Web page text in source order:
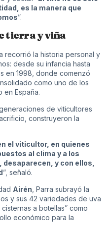
es la manera que
”.
tierra y viña
recorrió la historia personal y
desde su infancia hasta
en 1998, donde comenzó
como uno de los
en España.
de viticultores
construyeron la
el viticultor, en quienes
al clima y a los
y con ellos,
”, señaló.
Airén , Parra subrayó la
y sus 42 variedades de uva
a botellas” como
económico para la